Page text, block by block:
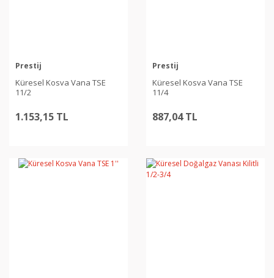
Prestij
Küresel Kosva Vana TSE
11/2
1.153,15 TL
Prestij
Küresel Kosva Vana TSE
11/4
887,04 TL